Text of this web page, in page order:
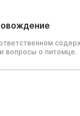
вопросы о питомце.